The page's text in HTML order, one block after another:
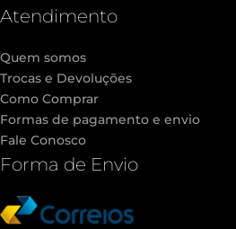
Atendimento
Quem somos
Trocas e Devoluções
Como Comprar
Formas de pagamento e envio
Fale Conosco
Forma de Envio